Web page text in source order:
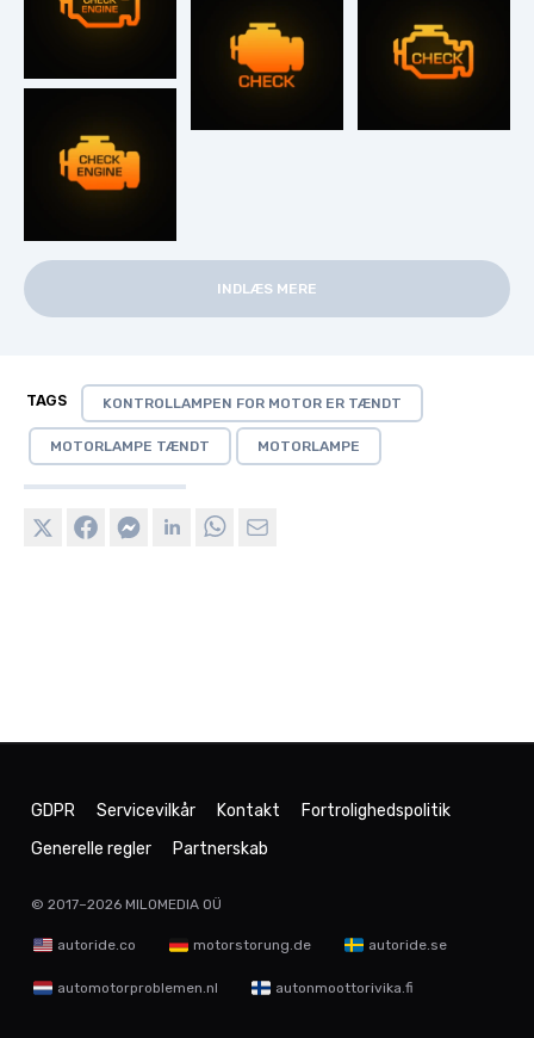
INDLÆS MERE
TAGS KONTROLLAMPEN FOR MOTOR ER TÆNDT
MOTORLAMPE TÆNDT MOTORLAMPE
GDPR Servicevilkår Kontakt
Fortrolighedspolitik
Generelle regler
Partnerskab
© 2017–2026 MILOMEDIA OÜ
autoride.co motorstorung.de autoride.se
automotorproblemen.nl autonmoottorivika.fi